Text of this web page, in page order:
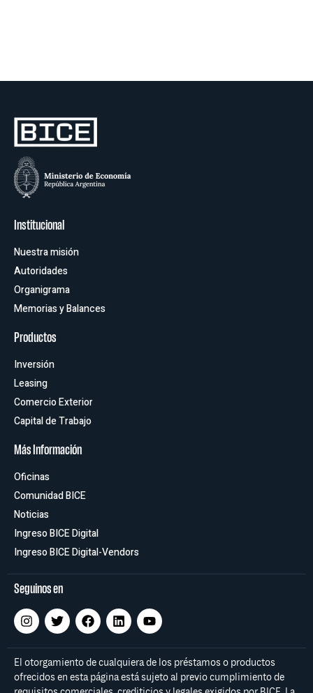
Institucional
Nuestra misión
Autoridades
Organigrama
Memorias y Balances
Productos
Inversión
Leasing
Comercio Exterior
Capital de Trabajo
Más Información
Oficinas
Comunidad BICE
Noticias
Ingreso BICE Digital
Ingreso BICE Digital-Vendors
Seguinos en
El otorgamiento de cualquiera de los préstamos o productos
ofrecidos en esta página está sujeto al previo cumplimiento de